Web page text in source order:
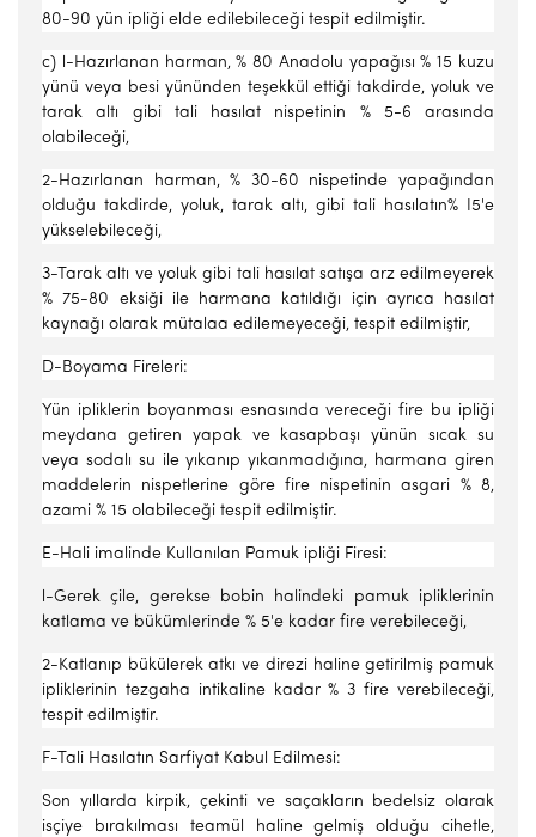
80-90 yün ipliği elde edilebileceği tespit edilmiştir.
c) l-Hazırlanan harman, % 80 Anadolu yapağısı % 15 kuzu
yünü veya besi yününden teşekkül ettiği takdirde, yoluk ve
tarak altı gibi tali hasılat nispetinin % 5-6 arasında
olabileceği,
2-Hazırlanan harman, % 30-60 nispetinde yapağından
olduğu takdirde, yoluk, tarak altı, gibi tali hasılatın% I5'e
yükselebileceği,
3-Tarak altı ve yoluk gibi tali hasılat satışa arz edilmeyerek
% 75-80 eksiği ile harmana katıldığı için ayrıca hasılat
kaynağı olarak mütalaa edilemeyeceği, tespit edilmiştir,
D-Boyama Fireleri:
Yün ipliklerin boyanması esnasında vereceği fire bu ipliği
meydana getiren yapak ve kasapbaşı yünün sıcak su
veya sodalı su ile yıkanıp yıkanmadığına, harmana giren
maddelerin nispetlerine göre fire nispetinin asgari % 8,
azami % 15 olabileceği tespit edilmiştir.
E-Hali imalinde Kullanılan Pamuk ipliği Firesi:
l-Gerek çile, gerekse bobin halindeki pamuk ipliklerinin
katlama ve bükümlerinde % 5'e kadar fire verebileceği,
2-Katlanıp bükülerek atkı ve direzi haline getirilmiş pamuk
ipliklerinin tezgaha intikaline kadar % 3 fire verebileceği,
tespit edilmiştir.
F-Tali Hasılatın Sarfiyat Kabul Edilmesi:
Son yıllarda kirpik, çekinti ve saçakların bedelsiz olarak
isçiye bırakılması teamül haline gelmiş olduğu cihetle,